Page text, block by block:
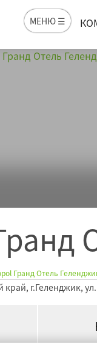
МЕНЮ ☰
Гранд Отель
край, г.Геленджик,